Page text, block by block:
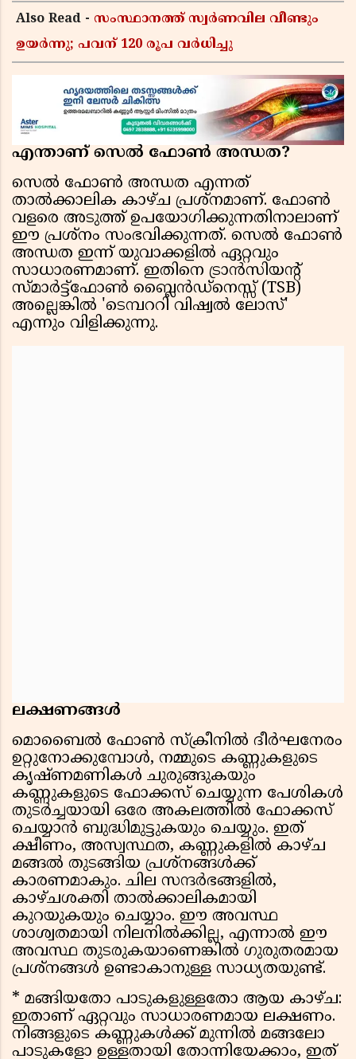
Also Read - സംസ്ഥാനത്ത് സ്വര്‍ണവില വീണ്ടും
ഉയർന്നു; പവന് 120 രൂപ വര്‍ധിച്ചു
എന്താണ് സെൽ ഫോൺ അന്ധത?
സെൽ ഫോൺ അന്ധത എന്നത്
താൽക്കാലിക കാഴ്ച പ്രശ്നമാണ്. ഫോൺ
വളരെ അടുത്ത് ഉപയോഗിക്കുന്നതിനാലാണ്
ഈ പ്രശ്നം സംഭവിക്കുന്നത്. സെൽ ഫോൺ
അന്ധത ഇന്ന് യുവാക്കളിൽ ഏറ്റവും
സാധാരണമാണ്. ഇതിനെ ട്രാൻസിയന്റ്
സ്മാർട്ട്ഫോൺ ബ്ലൈൻഡ്‌നെസ്സ് (TSB)
അല്ലെങ്കിൽ 'ടെമ്പററി വിഷ്വൽ ലോസ്'
എന്നും വിളിക്കുന്നു.
ലക്ഷണങ്ങൾ
മൊബൈൽ ഫോൺ സ്ക്രീനിൽ ദീർഘനേരം
ഉറ്റുനോക്കുമ്പോൾ, നമ്മുടെ കണ്ണുകളുടെ
കൃഷ്ണമണികൾ ചുരുങ്ങുകയും
കണ്ണുകളുടെ ഫോക്കസ് ചെയ്യുന്ന പേശികൾ
തുടർച്ചയായി ഒരേ അകലത്തിൽ ഫോക്കസ്
ചെയ്യാൻ ബുദ്ധിമുട്ടുകയും ചെയ്യും. ഇത്
ക്ഷീണം, അസ്വസ്ഥത, കണ്ണുകളിൽ കാഴ്ച
മങ്ങൽ തുടങ്ങിയ പ്രശ്നങ്ങൾക്ക്
കാരണമാകും. ചില സന്ദർഭങ്ങളിൽ,
കാഴ്ചശക്തി താൽക്കാലികമായി
കുറയുകയും ചെയ്യാം. ഈ അവസ്ഥ
ശാശ്വതമായി നിലനിൽക്കില്ല, എന്നാൽ ഈ
അവസ്ഥ തുടരുകയാണെങ്കിൽ ഗുരുതരമായ
പ്രശ്നങ്ങൾ ഉണ്ടാകാനുള്ള സാധ്യതയുണ്ട്.
* മങ്ങിയതോ പാടുകളുള്ളതോ ആയ കാഴ്ച:
ഇതാണ് ഏറ്റവും സാധാരണമായ ലക്ഷണം.
നിങ്ങളുടെ കണ്ണുകൾക്ക് മുന്നിൽ മങ്ങലോ
പാടുകളോ ഉള്ളതായി തോന്നിയേക്കാം, ഇത്